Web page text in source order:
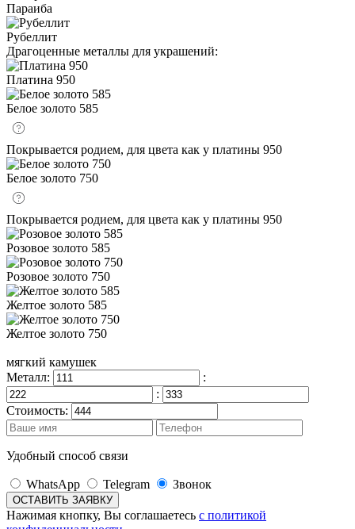
Параиба
Рубеллит
Драгоценные металлы для украшений:
Платина 950
Белое золото 585
Покрывается родием, для цвета как у платины 950
Белое золото 750
Покрывается родием, для цвета как у платины 950
Розовое золото 585
Розовое золото 750
Желтое золото 585
Желтое золото 750
мягкий камушек
Металл:
:
:
Стоимость:
Удобный способ связи
WhatsApp Telegram Звонок
Нажимая кнопку, Вы соглашаетесь с политикой